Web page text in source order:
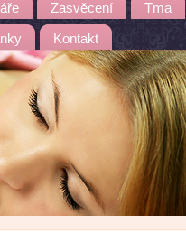
Zasvěcení Tma
Kontakt